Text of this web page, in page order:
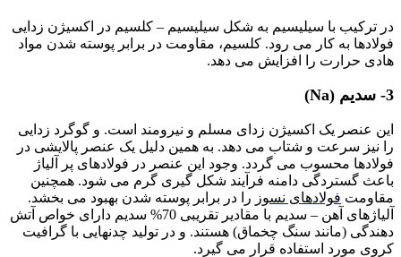
در ترکیب با سیلیسیم به شکل سیلیسیم – کلسیم در اکسیژن زدایی
فولادها به کار می رود. کلسیم، مقاومت در برابر پوسته شدن مواد
هادی حرارت را افزایش می دهد.
3- سدیم (Na)
این عنصر یک اکسیژن زدای مسلم و نیرومند است. و گوگرد زدایی
را نیز سرعت و شتاب می دهد. به همین دلیل یک عنصر پالایشی در
فولادها محسوب می گردد. وجود این عنصر در فولادهای پر آلیاژ
باعث گستردگی دامنه فرآیند شکل گیری گرم می شود. همچنین
مقاومت فولادهای نسوز را در برابر پوسته شدن بهبود می بخشد.
آلیاژهای آهن – سدیم با مقادیر تقریبی 70% سدیم دارای خواص آتش
دهندگی (مانند سنگ چخماق) هستند. و در تولید چدنهایی با گرافیت
کروی مورد استفاده قرار می گیرد.